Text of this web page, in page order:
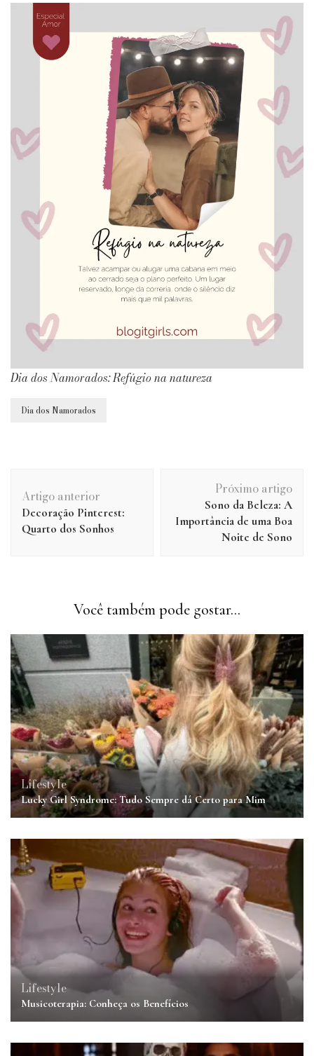
Dia dos Namorados: Refúgio na natureza
Dia dos Namorados
de
post
Artigo anterior
Decoração Pinterest:
Quarto dos Sonhos
Próximo artigo
Sono da Beleza: A
Importância de uma Boa
Noite de Sono
Você também pode gostar...
Lifestyle
Lucky Girl Syndrome: Tudo Sempre dá Certo para Mim
Lifestyle
Musicoterapia: Conheça os Benefícios